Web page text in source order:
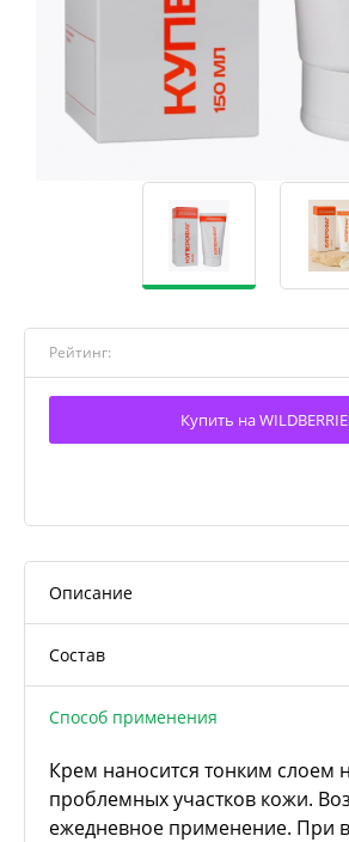
Рейтинг:
Купить на
Описание
Состав
Способ применения
Крем наносится тонким слоем
проблемных участков кожи.
ежедневное применение. При